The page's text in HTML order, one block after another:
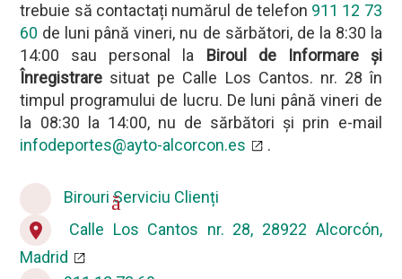
trebuie să contactați numărul de telefon 911 12 73
60 de luni până vineri, nu de sărbători, de la 8:30 la
14:00 sau personal la Biroul de Informare și
Înregistrare situat pe Calle Los Cantos. nr. 28 în
timpul programului de lucru. De luni până vineri de
la 08:30 la 14:00, nu de sărbători și prin e-mail
infodeportes@ayto-alcorcon.es
.
acasă
Birouri Serviciu Clienți
location_on
Calle Los Cantos nr. 28, 28922 Alcorcón,
Madrid